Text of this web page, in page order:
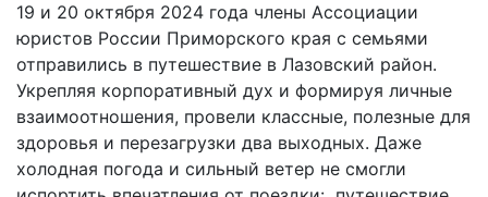
19 и 20 октября 2024 года члены Ассоциации
юристов России Приморского края с семьями
отправились в путешествие в Лазовский район.
Укрепляя корпоративный дух и формируя личные
взаимоотношения, провели классные, полезные для
здоровья и перезагрузки два выходных. Даже
холодная погода и сильный ветер не смогли